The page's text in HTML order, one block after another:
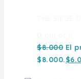
$8.000 El
$8.000.$